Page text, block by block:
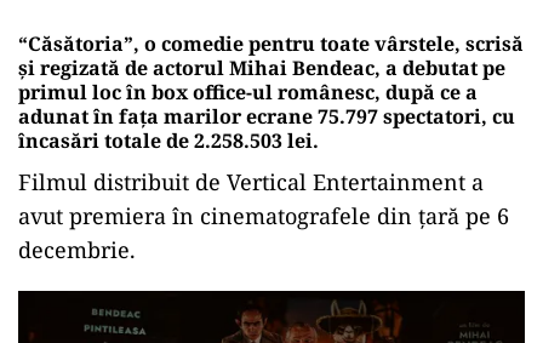
“Căsătoria”, o comedie pentru toate vârstele, scrisă
și regizată de actorul Mihai Bendeac, a debutat pe
primul loc în box office-ul românesc, după ce a
adunat în fața marilor ecrane 75.797 spectatori, cu
încasări totale de 2.258.503 lei.
Filmul distribuit de Vertical Entertainment a
avut premiera în cinematografele din țară pe 6
decembrie.